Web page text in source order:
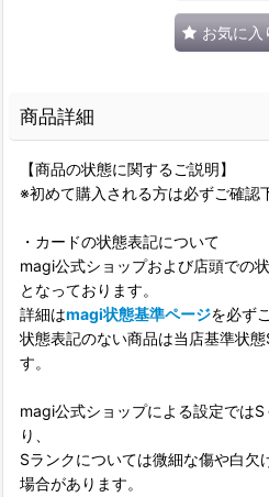
お気に入
商品詳細
【商品の状態に関するご説明】
※初めて購入される方は必ずご確認
・カードの状態表記について
magi公式ショップおよび店頭での
となっております。
詳細はmagi状態基準ページを必ず
状態表記のない商品は当店基準状
す。
magi公式ショップによる設定では
り、
Sランクについては微細な傷や白欠
場合があります。